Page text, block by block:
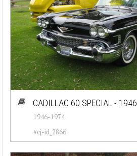
CADILLAC 60 SPECIAL - 1946
1946-1974
#cj-id_2866